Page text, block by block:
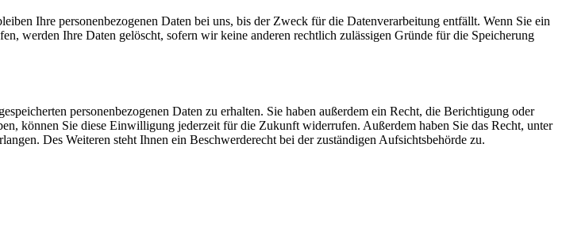
Ihre personenbezogenen Daten bei uns, bis der Zweck für die Datenverarbeitung entfällt. Wenn Sie ein
werden Ihre Daten gelöscht, sofern wir keine anderen rechtlich zulässigen Gründe für die Speicherung
personenbezogenen Daten zu erhalten. Sie haben außerdem ein Recht, die Berichtigung oder
können Sie diese Einwilligung jederzeit für die Zukunft widerrufen. Außerdem haben Sie das Recht, unter
Des Weiteren steht Ihnen ein Beschwerderecht bei der zuständigen Aufsichtsbehörde zu.